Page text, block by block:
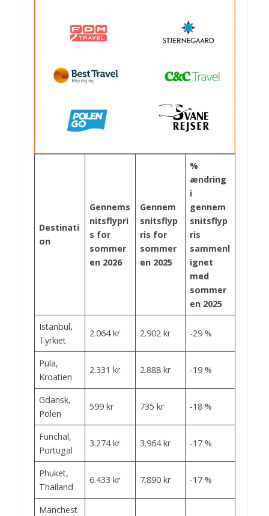
Destinati
on
Gennems
nitsflypri
s for
sommer
en 2026
Gennem
snitsflyp
ris for
sommer
en 2025
%
ændring
i
gennem
snitsflyp
ris
sammenl
ignet
med
sommer
en 2025
Istanbul,
Tyrkiet
2.064 kr 2.902 kr -29 %
Pula,
Kroatien
2.331 kr 2.888 kr -19 %
Gdansk,
Polen
599 kr 735 kr -18 %
Funchal,
Portugal
3.274 kr 3.964 kr -17 %
Phuket,
Thailand
6.433 kr 7.890 kr -17 %
Manchest